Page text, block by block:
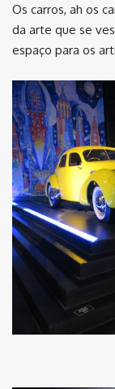
Os carros, ah os
da arte que se
espaço para os